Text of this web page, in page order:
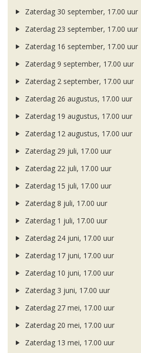
Zaterdag 30 september, 17.00 uur
Zaterdag 23 september, 17.00 uur
Zaterdag 16 september, 17.00 uur
Zaterdag 9 september, 17.00 uur
Zaterdag 2 september, 17.00 uur
Zaterdag 26 augustus, 17.00 uur
Zaterdag 19 augustus, 17.00 uur
Zaterdag 12 augustus, 17.00 uur
Zaterdag 29 juli, 17.00 uur
Zaterdag 22 juli, 17.00 uur
Zaterdag 15 juli, 17.00 uur
Zaterdag 8 juli, 17.00 uur
Zaterdag 1 juli, 17.00 uur
Zaterdag 24 juni, 17.00 uur
Zaterdag 17 juni, 17.00 uur
Zaterdag 10 juni, 17.00 uur
Zaterdag 3 juni, 17.00 uur
Zaterdag 27 mei, 17.00 uur
Zaterdag 20 mei, 17.00 uur
Zaterdag 13 mei, 17.00 uur